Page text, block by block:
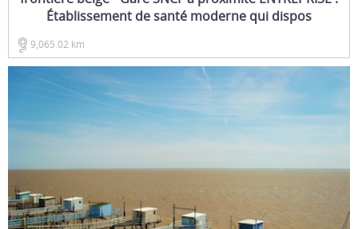
Établissement de santé moderne qui dispos
9,065.02 km